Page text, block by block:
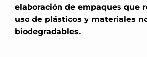
elaboración de empaques que
uso de plásticos y materiales
biodegradables.